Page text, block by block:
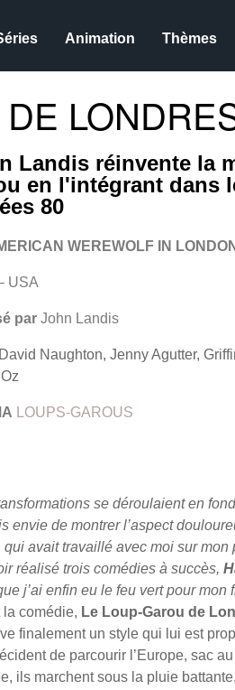
Animation Thèmes
Landis réinvente la
en l'intégrant dans
80
WEREWOLF IN LONDON
USA
par John Landis
David Naughton, Jenny Agutter,
LOUPS-GAROUS
se déroulaient en
envie de montrer l’aspect
avait travaillé avec moi sur mon
réalisé trois comédies à succès,
j’ai enfin eu le feu vert pour mon
la comédie, Le Loup-Garou de
finalement un style qui lui est
de parcourir l’Europe, sac
ils marchent sous la pluie